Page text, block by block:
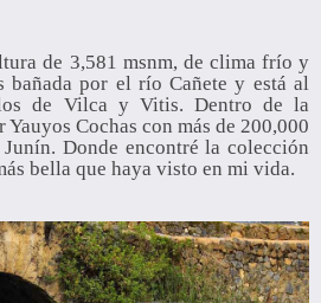
de 3,581 msnm, de clima frío y
bañada por el río Cañete y está al
de Vilca y Vitis. Dentro de la
Cochas con más de 200,000
Donde encontré la colección
bella que haya visto en mi vida.